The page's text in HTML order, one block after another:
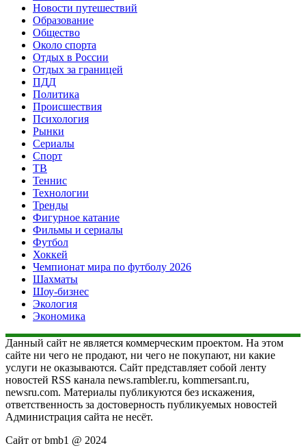
Новости путешествий
Образование
Общество
Около спорта
Отдых в России
Отдых за границей
ПДД
Политика
Происшествия
Психология
Рынки
Сериалы
Спорт
ТВ
Теннис
Технологии
Тренды
Фигурное катание
Фильмы и сериалы
Футбол
Хоккей
Чемпионат мира по футболу 2026
Шахматы
Шоу-бизнес
Экология
Экономика
Данный сайт не является коммерческим проектом. На этом
сайте ни чего не продают, ни чего не покупают, ни какие
услуги не оказываются. Сайт представляет собой ленту
новостей RSS канала news.rambler.ru, kommersant.ru,
newsru.com. Материалы публикуются без искажения,
ответственность за достоверность публикуемых новостей
Администрация сайта не несёт.
Сайт от bmb1 @ 2024